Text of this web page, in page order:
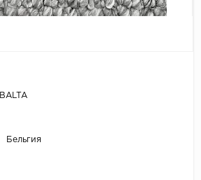
BALTA
Бельгия